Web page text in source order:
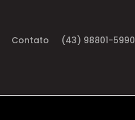
Contato (43) 98801-5990